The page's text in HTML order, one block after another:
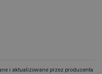
i aktualizowane przez producenta